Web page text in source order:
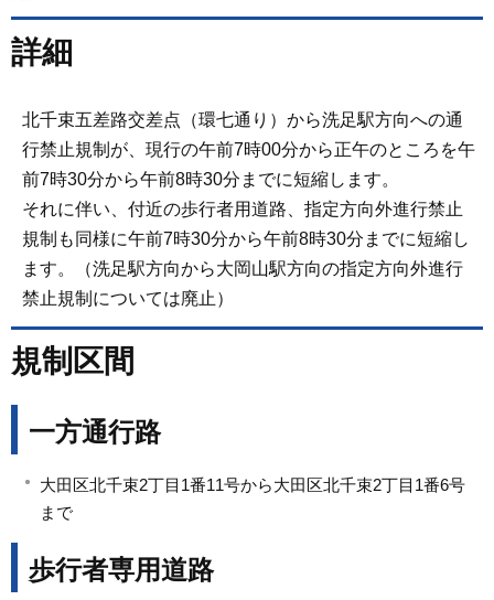
詳細
北千束五差路交差点（環七通り）から洗足駅方向への通
行禁止規制が、現行の午前7時00分から正午のところを午
前7時30分から午前8時30分までに短縮します。
それに伴い、付近の歩行者用道路、指定方向外進行禁止
規制も同様に午前7時30分から午前8時30分までに短縮し
ます。（洗足駅方向から大岡山駅方向の指定方向外進行
禁止規制については廃止）
規制区間
一方通行路
大田区北千束2丁目1番11号から大田区北千束2丁目1番6号
まで
歩行者専用道路